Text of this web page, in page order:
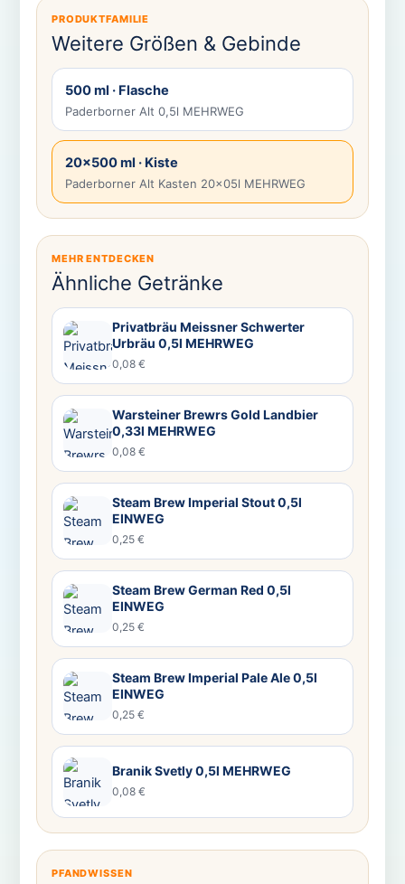
PRODUKTFAMILIE
Weitere Größen & Gebinde
500 ml · Flasche
Paderborner Alt 0,5l MEHRWEG
20×500 ml · Kiste
Paderborner Alt Kasten 20x05l MEHRWEG
MEHR ENTDECKEN
Ähnliche Getränke
Privatbräu Meissner Schwerter
Urbräu 0,5l MEHRWEG
0,08 €
Warsteiner Brewrs Gold Landbier
0,33l MEHRWEG
0,08 €
Steam Brew Imperial Stout 0,5l
EINWEG
0,25 €
Steam Brew German Red 0,5l
EINWEG
0,25 €
Steam Brew Imperial Pale Ale 0,5l
EINWEG
0,25 €
Branik Svetly 0,5l MEHRWEG
0,08 €
PFANDWISSEN